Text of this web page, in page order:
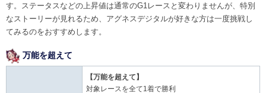
す。ステータスなどの上昇値は通常のG1レースと変わりませんが、特別
なストーリーが見れるため、アグネスデジタルが好きな方は一度挑戦し
てみるのをおすすめします。
万能を超えて
【万能を超えて 】
対象レースを全て1着で勝利